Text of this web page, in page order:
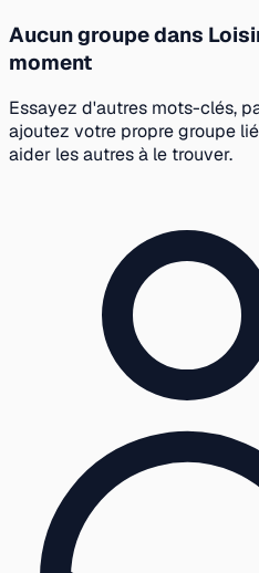
Aucun groupe dans
moment
Essayez d'autres mots-clés,
ajoutez votre propre groupe
aider les autres à le trouver.